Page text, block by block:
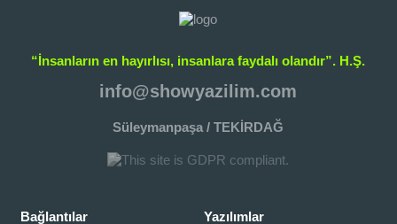
“İnsanların en hayırlısı, insanlara faydalı olandır”. H.Ş.
info@showyazilim.com
Süleymanpaşa / TEKİRDAĞ
Bağlantılar Yazılımlar